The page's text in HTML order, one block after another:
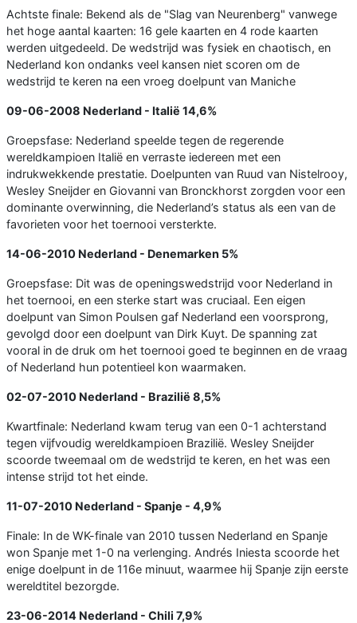
Achtste finale: Bekend als de "Slag van Neurenberg" vanwege
het hoge aantal kaarten: 16 gele kaarten en 4 rode kaarten
werden uitgedeeld. De wedstrijd was fysiek en chaotisch, en
Nederland kon ondanks veel kansen niet scoren om de
wedstrijd te keren na een vroeg doelpunt van Maniche
09-06-2008 Nederland - Italië 14,6%
Groepsfase: Nederland speelde tegen de regerende
wereldkampioen Italië en verraste iedereen met een
indrukwekkende prestatie. Doelpunten van Ruud van Nistelrooy,
Wesley Sneijder en Giovanni van Bronckhorst zorgden voor een
dominante overwinning, die Nederland’s status als een van de
favorieten voor het toernooi versterkte.
14-06-2010 Nederland - Denemarken 5%
Groepsfase: Dit was de openingswedstrijd voor Nederland in
het toernooi, en een sterke start was cruciaal. Een eigen
doelpunt van Simon Poulsen gaf Nederland een voorsprong,
gevolgd door een doelpunt van Dirk Kuyt. De spanning zat
vooral in de druk om het toernooi goed te beginnen en de vraag
of Nederland hun potentieel kon waarmaken.
02-07-2010 Nederland - Brazilië 8,5%
Kwartfinale: Nederland kwam terug van een 0-1 achterstand
tegen vijfvoudig wereldkampioen Brazilië. Wesley Sneijder
scoorde tweemaal om de wedstrijd te keren, en het was een
intense strijd tot het einde.
11-07-2010 Nederland - Spanje - 4,9%
Finale: In de WK-finale van 2010 tussen Nederland en Spanje
won Spanje met 1-0 na verlenging. Andrés Iniesta scoorde het
enige doelpunt in de 116e minuut, waarmee hij Spanje zijn eerste
wereldtitel bezorgde.
23-06-2014 Nederland - Chili 7,9%